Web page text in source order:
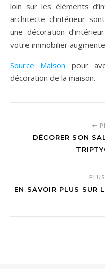
loin sur les éléments
architecte d’intérieur
une décoration
votre immobilier
Source Maison pour
décoration de la maison.
DÉCORER SON
EN SAVOIR PLUS SUR